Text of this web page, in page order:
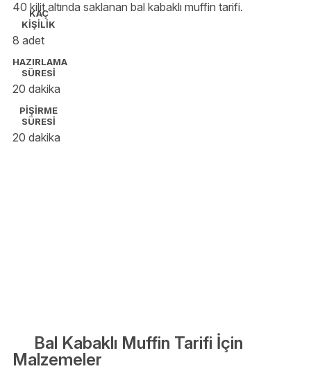
40 kilit altında saklanan bal kabaklı muffin tarifi.
KAÇ
KİŞİLİK
8 adet
HAZIRLAMA
SÜRESİ
20 dakika
PİŞİRME
SÜRESİ
20 dakika
Bal Kabaklı Muffin Tarifi İçin
Malzemeler